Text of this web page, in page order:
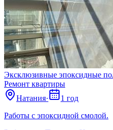
Эксклюзивные эпоксидные
Ремонт квартиры
Натания·
1 год
Работы с эпоксидной смолой.